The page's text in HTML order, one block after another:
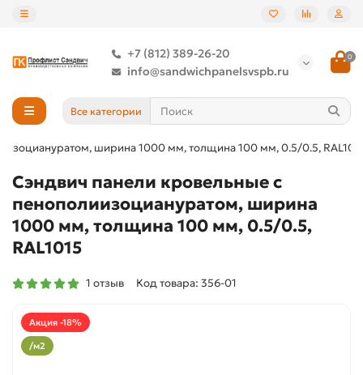
+7 (812) 389-26-20
info@sandwichpanelsvspb.ru
0
Все категории
ширина 1000 мм, толщина 100 мм, 0.5/0.5,
Сэндвич панели кровельные с
пенополиизоциануратом, ширина
1000 мм, толщина 100 мм, 0.5/0.5,
RAL1015
1 отзыв Код товара: 356-01
Акция -18%
/м2